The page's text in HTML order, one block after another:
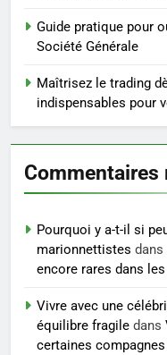
6
7
8
Guide pratique pour
Société Générale
Maîtrisez le trading
indispensables pour
Commentaires
Pourquoi y a-t-il si
marionnettistes dans
encore rares dans
Vivre avec une
équilibre fragile dans
certaines